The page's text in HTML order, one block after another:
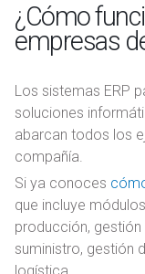
¿Cómo
empresas
Los sistemas ERP
soluciones
abarcan todos los
compañía.
Si ya conoces
que incluye
producción,
suministro, gestión